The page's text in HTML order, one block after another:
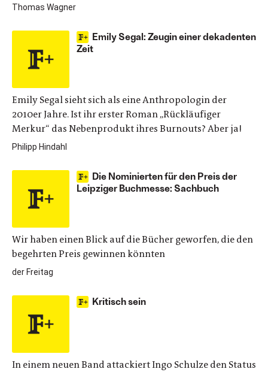
Thomas Wagner
Emily Segal: Zeugin einer dekadenten
Zeit
Emily Segal sieht sich als eine Anthropologin der
2010er Jahre. Ist ihr erster Roman „Rückläufiger
Merkur“ das Nebenprodukt ihres Burnouts? Aber ja!
Philipp Hindahl
Die Nominierten für den Preis der
Leipziger Buchmesse: Sachbuch
Wir haben einen Blick auf die Bücher geworfen, die den
begehrten Preis gewinnen könnten
der Freitag
Kritisch sein
In einem neuen Band attackiert Ingo Schulze den Status